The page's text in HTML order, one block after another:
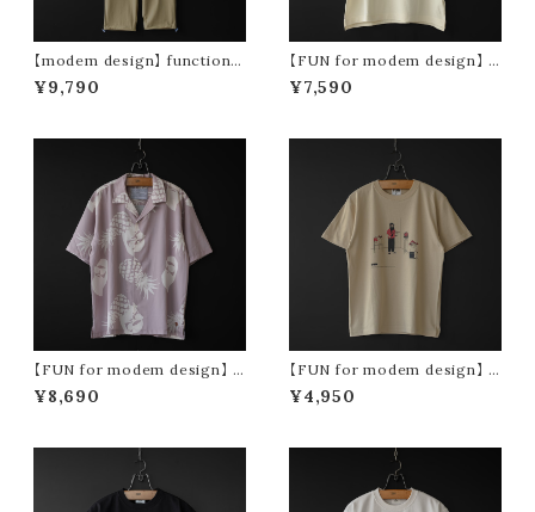
【modem design】 functional
drawstring pants (beige)
¥9,790
【FUN for modem design】 f
un life oji tee (white)
¥7,590
【FUN for modem design】 p
ine oji s/s shirt (pink)
¥8,690
【FUN for modem design】 p
achypodium oji tee (sand)
¥4,950